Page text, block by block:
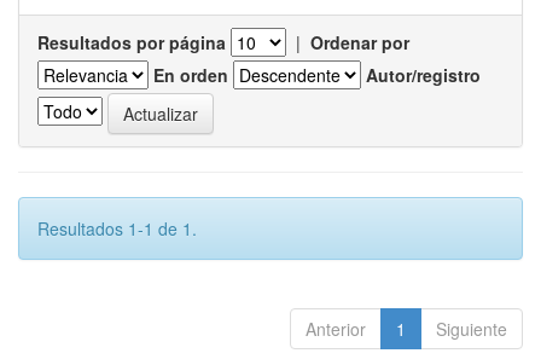
Resultados por página | Ordenar por
En orden
Autor/registro
Resultados 1-1 de 1.
Anterior 1 Siguiente